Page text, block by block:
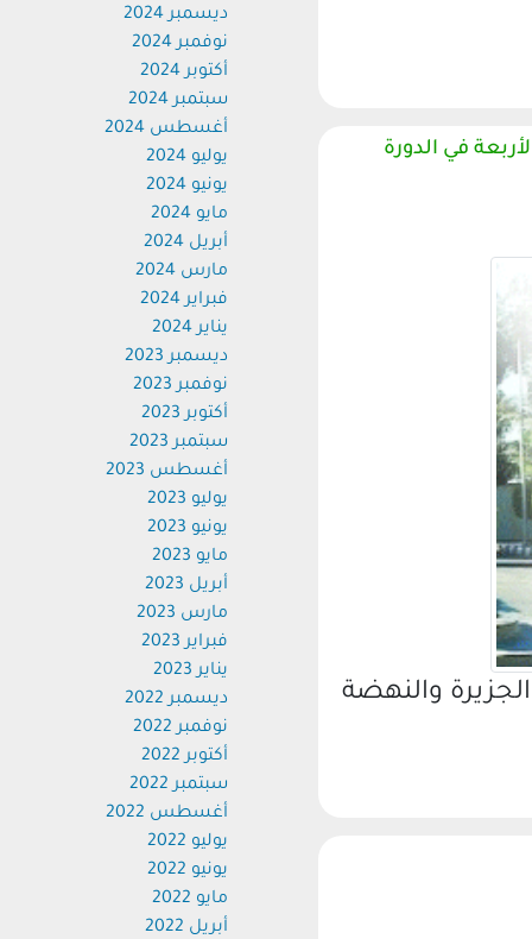
في الدورة
والنهضة
ديسمبر 2024
نوفمبر 2024
أكتوبر 2024
سبتمبر 2024
أغسطس 2024
يوليو 2024
يونيو 2024
مايو 2024
أبريل 2024
مارس 2024
فبراير 2024
يناير 2024
ديسمبر 2023
نوفمبر 2023
أكتوبر 2023
سبتمبر 2023
أغسطس 2023
يوليو 2023
يونيو 2023
مايو 2023
أبريل 2023
مارس 2023
فبراير 2023
يناير 2023
ديسمبر 2022
نوفمبر 2022
أكتوبر 2022
سبتمبر 2022
أغسطس 2022
يوليو 2022
يونيو 2022
مايو 2022
أبريل 2022